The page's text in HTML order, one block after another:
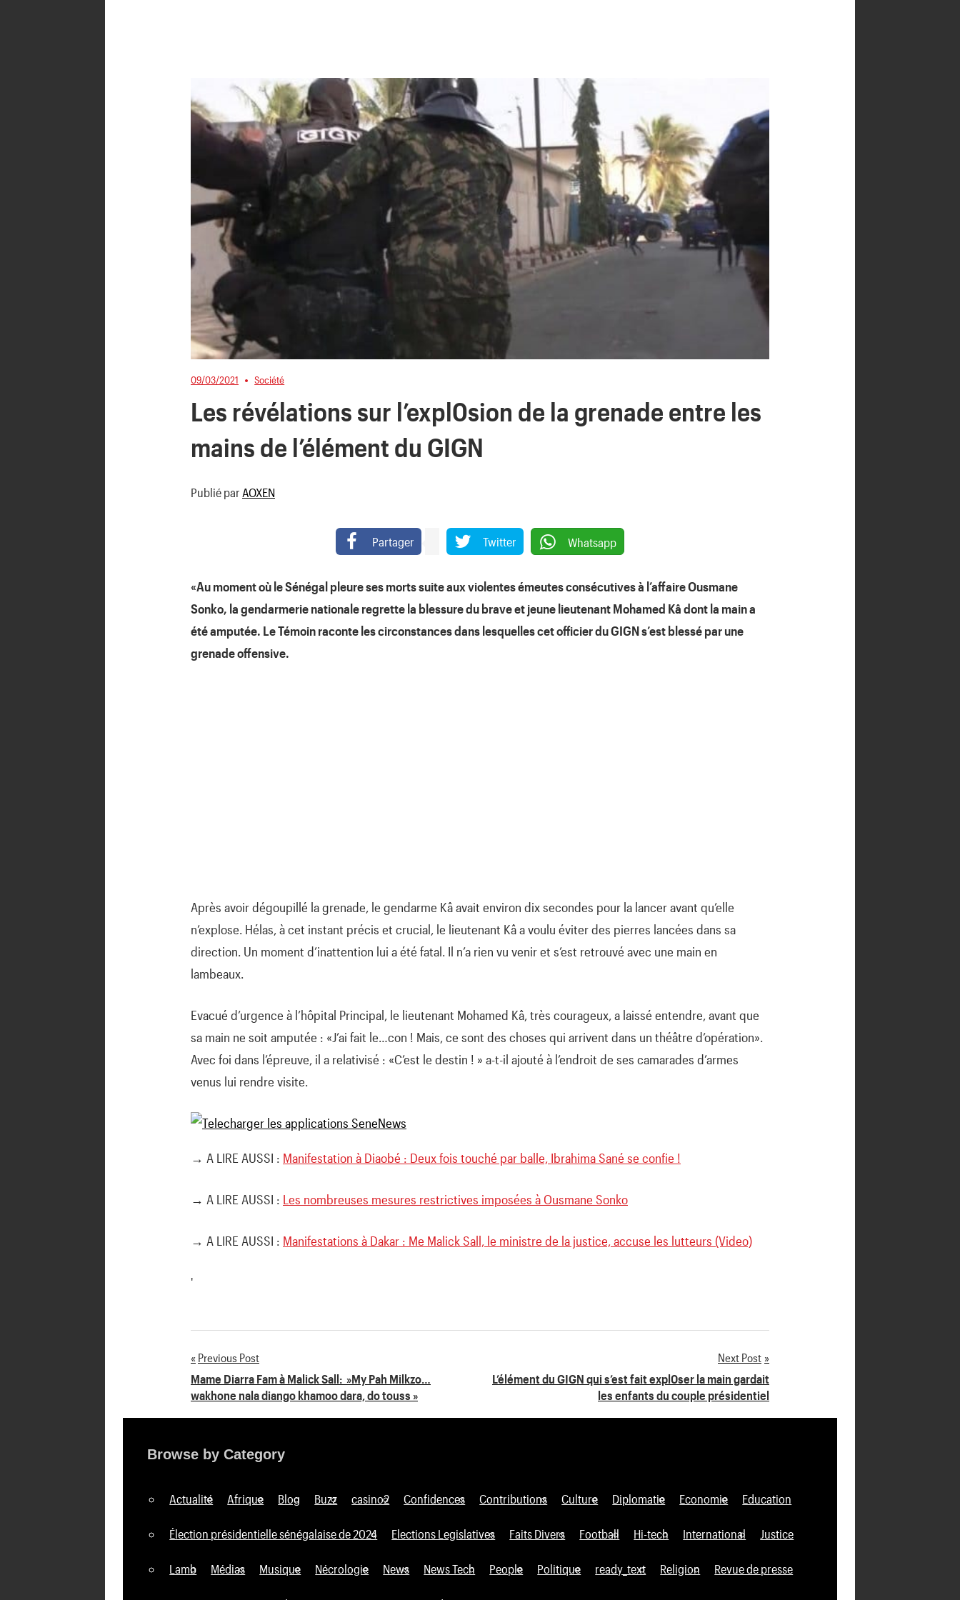
09/03/2021 Société
Les révélations sur l’expl0sion de la grenade entre les
mains de l’élément du GIGN
Publié par AOXEN
Partager Twitter Whatsapp
«Au moment où le Sénégal pleure ses morts suite aux violentes émeutes consécutives à l’affaire Ousmane
Sonko, la gendarmerie nationale regrette la blessure du brave et jeune lieutenant Mohamed Kâ dont la main a
été amputée. Le Témoin raconte les circonstances dans lesquelles cet officier du GIGN s’est blessé par une
grenade offensive.
Après avoir dégoupillé la grenade, le gendarme Kâ avait environ dix secondes pour la lancer avant qu’elle
n’explose. Hélas, à cet instant précis et crucial, le lieutenant Kâ a voulu éviter des pierres lancées dans sa
direction. Un moment d’inattention lui a été fatal. Il n’a rien vu venir et s’est retrouvé avec une main en
lambeaux.
Evacué d’urgence à l’hôpital Principal, le lieutenant Mohamed Kâ, très courageux, a laissé entendre, avant que
sa main ne soit amputée : «J’ai fait le…con ! Mais, ce sont des choses qui arrivent dans un théâtre d’opération».
Avec foi dans l’épreuve, il a relativisé : «C’est le destin ! » a-t-il ajouté à l’endroit de ses camarades d’armes
venus lui rendre visite.
→ A LIRE AUSSI : Manifestation à Diaobé : Deux fois touché par balle, Ibrahima Sané se confie !
→ A LIRE AUSSI : Les nombreuses mesures restrictives imposées à Ousmane Sonko
→ A LIRE AUSSI : Manifestations à Dakar : Me Malick Sall, le ministre de la justice, accuse les lutteurs (Video)
'
Navigation
de
Previous Post
Mame Diarra Fam à Malick Sall: »My Pah Milkzo…
wakhone nala diango khamoo dara, do touss »
Next Post
L’élément du GIGN qui s’est fait expl0ser la main gardait
les enfants du couple présidentiel
Browse by Category
Actualité Afrique Blog Buzz casino2 Confidences Contributions Culture Diplomatie Economie Education
Élection présidentielle sénégalaise de 2024 Elections Legislatives Faits Divers Football Hi-tech International Justice
Lamb Médias Musique Nécrologie News News Tech People Politique ready_text Religion Revue de presse